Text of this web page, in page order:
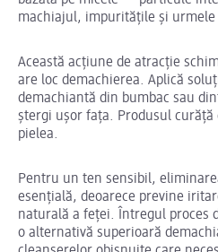
machiajul, impuritățile și urmele
Această acțiune de atracție
are loc demachierea. Aplică
demachiantă din bumbac sau
ștergi ușor fața. Produsul
pielea.
Pentru un ten sensibil,
esențială, deoarece previne
naturală a feței. Întregul proces
o alternativă superioară